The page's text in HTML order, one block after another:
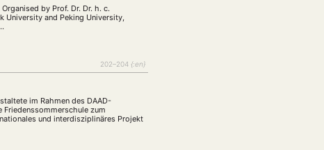
KONTAKT
by Prof. Dr. Dr. h. c.
University and Peking University,
202–204 {:en}
im Rahmen des DAAD-
Friedenssommerschule zum
und interdisziplinäres Projekt